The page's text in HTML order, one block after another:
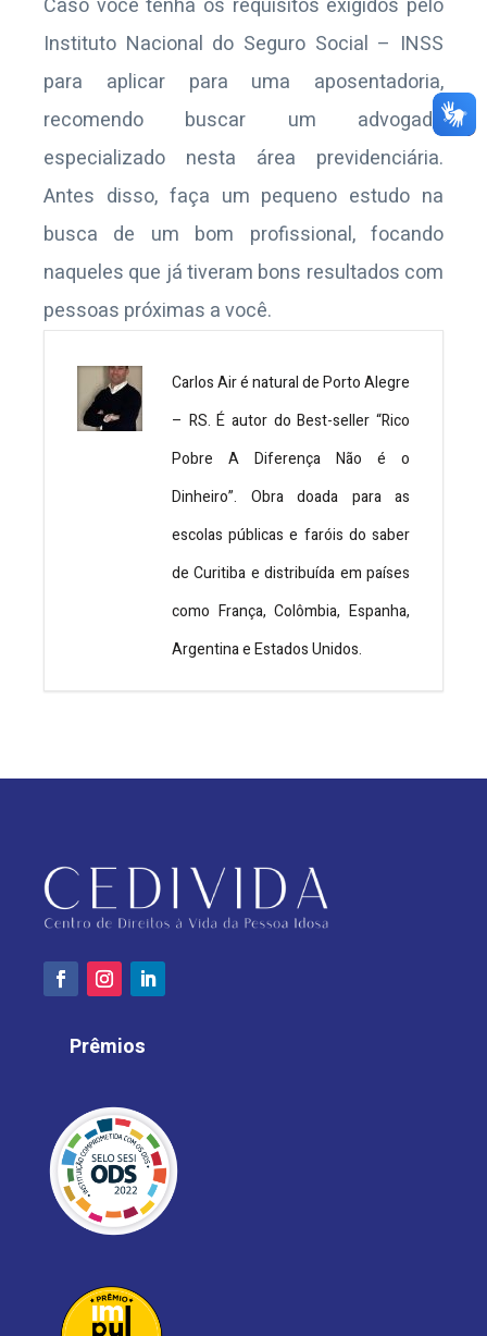
Caso você tenha os requisitos exigidos pelo
Instituto Nacional do Seguro Social – INSS
para aplicar para uma aposentadoria,
recomendo buscar um advogado
especializado nesta área previdenciária.
Antes disso, faça um pequeno estudo na
busca de um bom profissional, focando
naqueles que já tiveram bons resultados com
pessoas próximas a você.
Carlos Air é natural de Porto Alegre
– RS. É autor do Best-seller “Rico
Pobre A Diferença Não é o
Dinheiro”. Obra doada para as
escolas públicas e faróis do saber
de Curitiba e distribuída em países
como França, Colômbia, Espanha,
Argentina e Estados Unidos.
Prêmios